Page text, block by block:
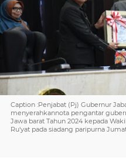
Caption :Penjabat (Pj) Gubernur
menyerahkannota pengantar
Jawa barat Tahun 2024 kepada
Ru'yat pada siadang paripurna